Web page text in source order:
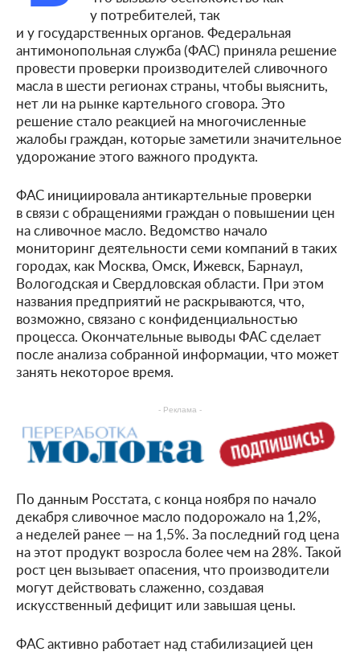
у потребителей, так
и у государственных органов. Федеральная
антимонопольная служба (ФАС) приняла решение
провести проверки производителей сливочного
масла в шести регионах страны, чтобы выяснить,
нет ли на рынке картельного сговора. Это
решение стало реакцией на многочисленные
жалобы граждан, которые заметили значительное
удорожание этого важного продукта.
ФАС инициировала антикартельные проверки
в связи с обращениями граждан о повышении цен
на сливочное масло. Ведомство начало
мониторинг деятельности семи компаний в таких
городах, как Москва, Омск, Ижевск, Барнаул,
Вологодская и Свердловская области. При этом
названия предприятий не раскрываются, что,
возможно, связано с конфиденциальностью
процесса. Окончательные выводы ФАС сделает
после анализа собранной информации, что может
занять некоторое время.
- Реклама -
По данным Росстата, с конца ноября по начало
декабря сливочное масло подорожало на 1,2%,
а неделей ранее — на 1,5%. За последний год цена
на этот продукт возросла более чем на 28%. Такой
рост цен вызывает опасения, что производители
могут действовать слаженно, создавая
искусственный дефицит или завышая цены.
ФАС активно работает над стабилизацией цен